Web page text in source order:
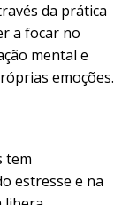
da prática
a focar no
mental e
emoções.
tem
estresse e na